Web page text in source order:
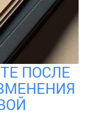
ПОСЛЕ